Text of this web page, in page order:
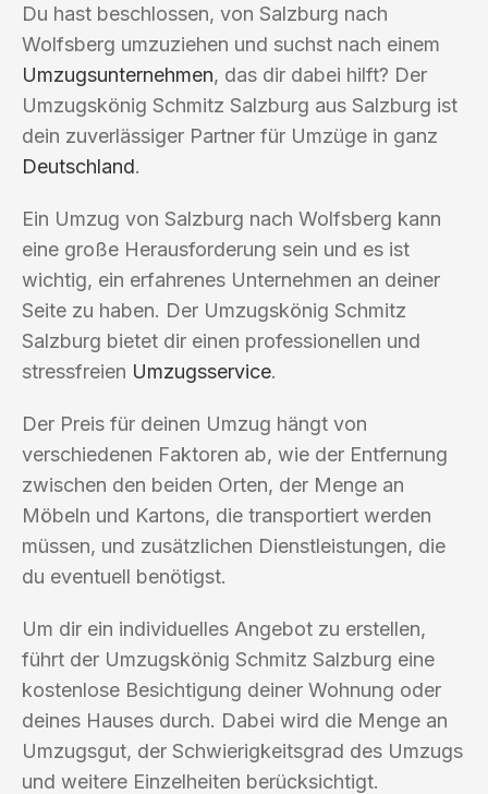
Du hast beschlossen, von Salzburg nach
Wolfsberg umzuziehen und suchst nach einem
Umzugsunternehmen, das dir dabei hilft? Der
Umzugskönig Schmitz Salzburg aus Salzburg ist
dein zuverlässiger Partner für Umzüge in ganz
Deutschland.
Ein Umzug von Salzburg nach Wolfsberg kann
eine große Herausforderung sein und es ist
wichtig, ein erfahrenes Unternehmen an deiner
Seite zu haben. Der Umzugskönig Schmitz
Salzburg bietet dir einen professionellen und
stressfreien Umzugsservice.
Der Preis für deinen Umzug hängt von
verschiedenen Faktoren ab, wie der Entfernung
zwischen den beiden Orten, der Menge an
Möbeln und Kartons, die transportiert werden
müssen, und zusätzlichen Dienstleistungen, die
du eventuell benötigst.
Um dir ein individuelles Angebot zu erstellen,
führt der Umzugskönig Schmitz Salzburg eine
kostenlose Besichtigung deiner Wohnung oder
deines Hauses durch. Dabei wird die Menge an
Umzugsgut, der Schwierigkeitsgrad des Umzugs
und weitere Einzelheiten berücksichtigt.